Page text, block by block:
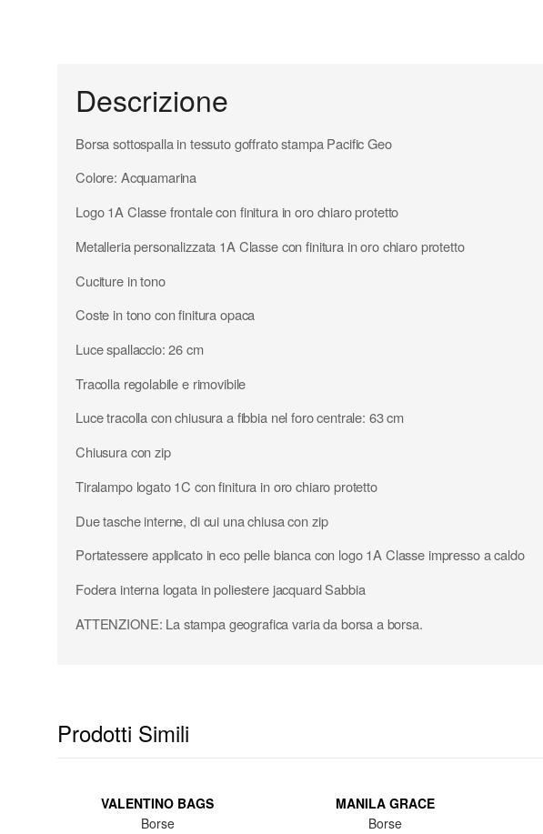
Descrizione
Borsa sottospalla in tessuto goffrato stampa Pacific Geo
Colore: Acquamarina
Logo 1A Classe frontale con finitura in oro chiaro protetto
Metalleria personalizzata 1A Classe con finitura in oro chiaro protetto
Cuciture in tono
Coste in tono con finitura opaca
Luce spallaccio: 26 cm
Tracolla regolabile e rimovibile
Luce tracolla con chiusura a fibbia nel foro centrale: 63 cm
Chiusura con zip
Tiralampo logato 1C con finitura in oro chiaro protetto
Due tasche interne, di cui una chiusa con zip
Portatessere applicato in eco pelle bianca con logo 1A Classe impresso a caldo
Fodera interna logata in poliestere jacquard Sabbia
ATTENZIONE: La stampa geografica varia da borsa a borsa.
Prodotti Simili
VALENTINO BAGS
Borse
MANILA GRACE
Borse